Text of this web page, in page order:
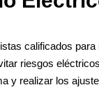
calificados
riesgos
y realizar los